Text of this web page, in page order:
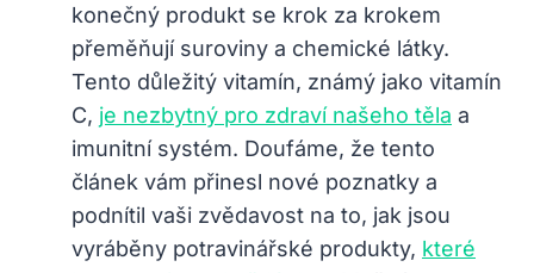
konečný produkt se krok za krokem
přeměňují suroviny a chemické látky.
Tento důležitý vitamín, známý jako vitamín
C, je nezbytný pro zdraví našeho těla a
imunitní systém. Doufáme, že tento
článek vám přinesl nové poznatky a
podnítil vaši zvědavost na to, jak jsou
vyráběny potravinářské produkty, které